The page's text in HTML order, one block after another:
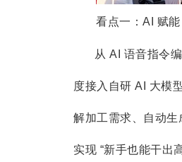
看点一：AI 赋
从 AI 语音指令
度接入自研 AI 大模
解加工需求、自动
实现 “新手也能干出